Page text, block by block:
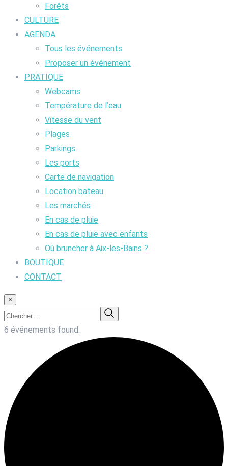
Forêts
CULTURE
AGENDA
Tous les événements
Proposer un événement
PRATIQUE
Webcams
Température de l’eau
Vitesse du vent
Plages
Parkings
Les ports
Carte de navigation
Location bateau
Les marchés
En cas de pluie
En cas de pluie avec enfants
Où bruncher à Aix-les-Bains ?
BOUTIQUE
CONTACT
×
6 événements found.